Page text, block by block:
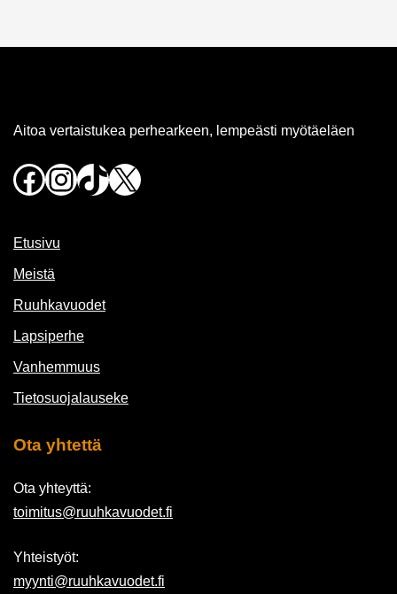
Aitoa vertaistukea perhearkeen, lempeästi myötäeläen
Facebook
Instagram
TikTok
X
Etusivu
Meistä
Ruuhkavuodet
Lapsiperhe
Vanhemmuus
Tietosuojalauseke
Ota yhtettä
Ota yhteyttä:
toimitus@ruuhkavuodet.fi
Yhteistyöt:
myynti@ruuhkavuodet.fi